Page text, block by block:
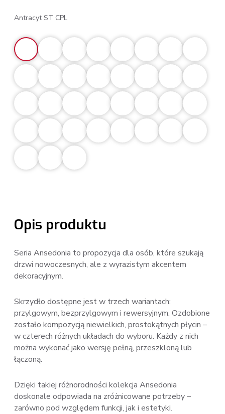
Antracyt ST CPL
Opis produktu
Seria Ansedonia to propozycja dla osób, które szukają
drzwi nowoczesnych, ale z wyrazistym akcentem
dekoracyjnym.
Skrzydło dostępne jest w trzech wariantach:
przylgowym, bezprzylgowym i rewersyjnym. Ozdobione
zostało kompozycją niewielkich, prostokątnych płycin –
w czterech różnych układach do wyboru. Każdy z nich
można wykonać jako wersję pełną, przeszkloną lub
łączoną.
Dzięki takiej różnorodności kolekcja Ansedonia
doskonale odpowiada na zróżnicowane potrzeby –
zarówno pod względem funkcji, jak i estetyki.